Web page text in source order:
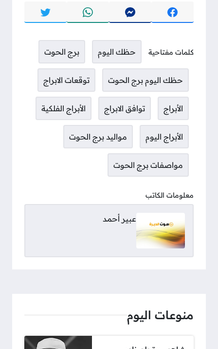
كلمات مفتاحية حظك اليوم برج الحوت
حظك اليوم برج الحوت توقعات الابراج
الأبراج توافق الابراج الأبراج الفلكية
الأبراج اليوم مواليد برج الحوت
مواصفات برج الحوت
معلومات الكاتب
عبير أحمد
منوعات اليوم